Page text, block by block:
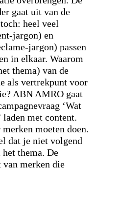
gaat uit van de
heel veel
jargon) en
jargon) passen
in elkaar. Waarom
thema) van de
als vertrekpunt voor
ABN AMRO gaat
‘Wat
laden met content.
moeten doen.
dat je niet volgend
thema. De
van merken die